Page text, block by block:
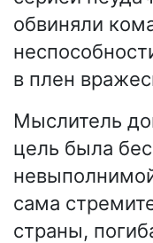
обвиняли
в плен
Мыслитель
цель была
сама
страны,